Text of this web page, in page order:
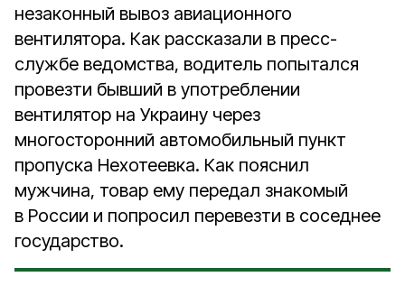
незаконный вывоз авиационного
вентилятора. Как рассказали в пресс-
службе ведомства, водитель попытался
провезти бывший в употреблении
вентилятор на Украину через
многосторонний автомобильный пункт
пропуска Нехотеевка. Как пояснил
мужчина, товар ему передал знакомый
в России и попросил перевезти в соседнее
государство.